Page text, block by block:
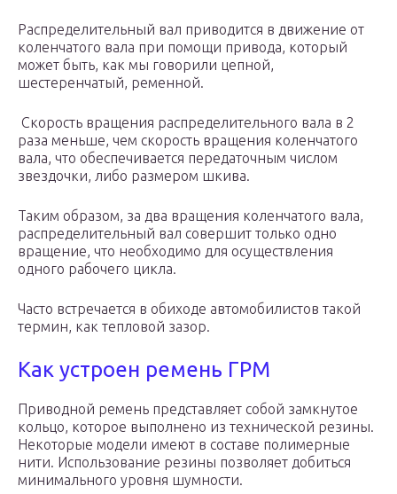
Распределительный вал приводится в движение от
коленчатого вала при помощи привода, который
может быть, как мы говорили цепной,
шестеренчатый, ременной.
Скорость вращения распределительного вала в 2
раза меньше, чем скорость вращения коленчатого
вала, что обеспечивается передаточным числом
звездочки, либо размером шкива.
Таким образом, за два вращения коленчатого вала,
распределительный вал совершит только одно
вращение, что необходимо для осуществления
одного рабочего цикла.
Часто встречается в обиходе автомобилистов такой
термин, как тепловой зазор.
Как устроен ремень ГРМ
Приводной ремень представляет собой замкнутое
кольцо, которое выполнено из технической резины.
Некоторые модели имеют в составе полимерные
нити. Использование резины позволяет добиться
минимального уровня шумности.